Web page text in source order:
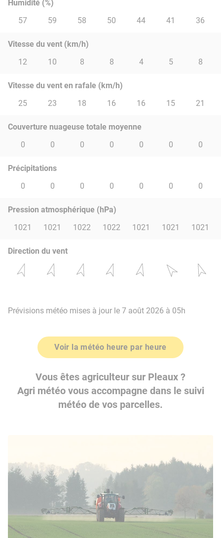
Humidité (%)
57
59 58 50 44 41 36
Vitesse du vent (km/h)
12
10 8 8 4 5 8
Vitesse du vent en rafale (km/h)
25
23 18 16 16 15 21
Couverture nuageuse totale moyenne
0
0 0 0 0 0 0
Précipitations
0
0 0 0 0 0 0
Pression atmosphérique (hPa)
1021
1021 1022 1022 1021 1021 1021
Direction du vent
Prévisions météo mises à jour le 7 août 2026 à 05h
Voir la météo heure par heure
Vous êtes agriculteur sur Pleaux ?
Agri météo vous accompagne dans le suivi
météo de vos parcelles.